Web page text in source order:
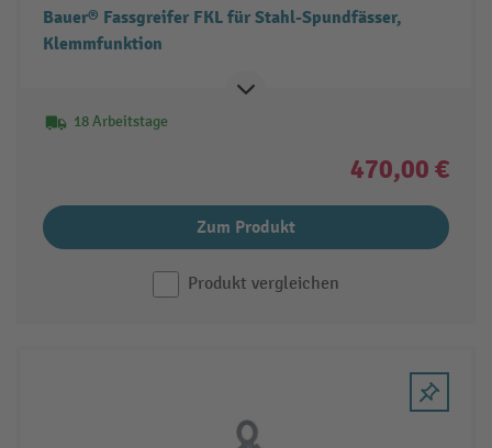
Bauer® Fassgreifer FKL für Stahl-Spundfässer,
Klemmfunktion
18 Arbeitstage
470,00 €
Zum Produkt
Produkt vergleichen